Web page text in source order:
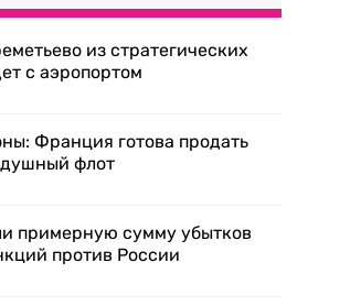
из стратегических
с аэропортом
Франция готова продать
флот
примерную сумму убытков
против России